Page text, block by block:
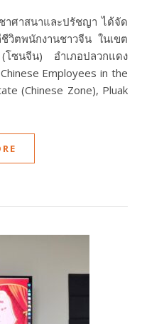
วิตพนักงานชาวจีน ในเขต
ซนจีน) อำเภอปลวกแดง
Employees in the
(Chinese Zone), Pluak